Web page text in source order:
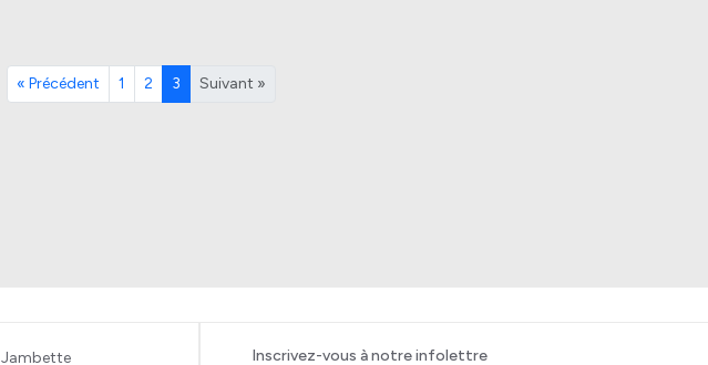
« Précédent 1 2 3 Suivant »
Jambette Inscrivez-vous à notre infolettre